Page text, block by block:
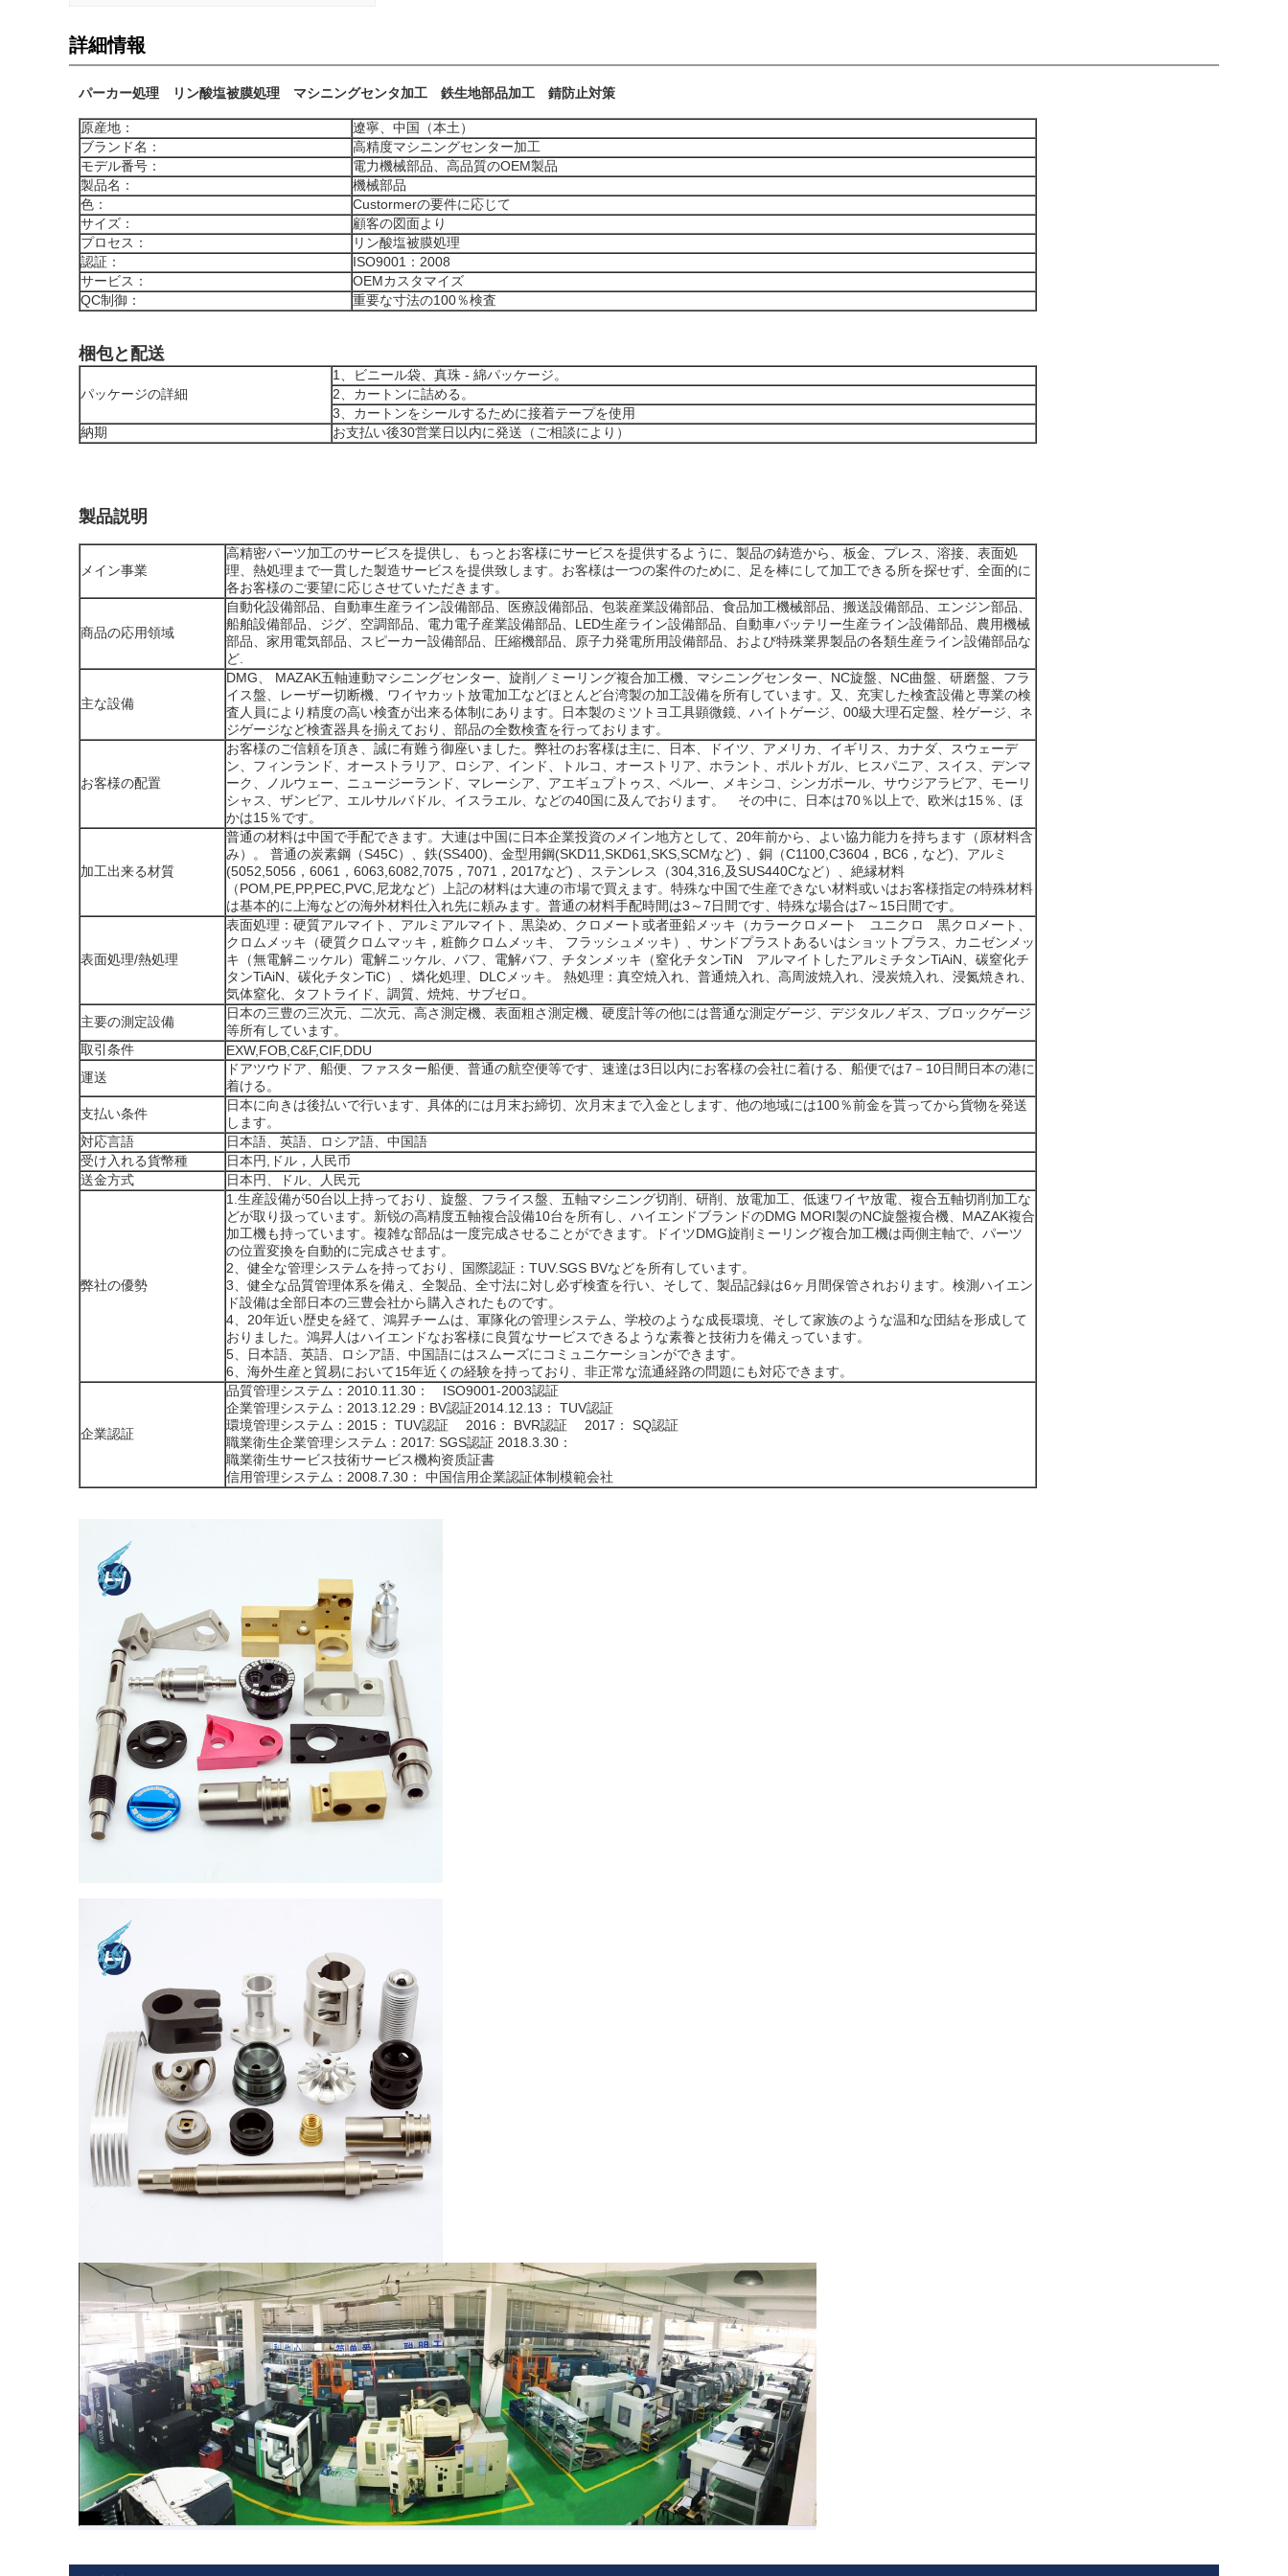
詳細情報
パーカー処理 リン酸塩被膜処理 マシニングセンタ加工 鉄生地部品加工 錆防止対策
原産地：
遼寧、中国（本土）
ブランド名：
高精度マシニングセンター加工
モデル番号：
電力機械部品、高品質のOEM製品
製品名：
機械部品
色：
Custormerの要件に応じて
サイズ：
顧客の図面より
プロセス：
リン酸塩被膜処理
認証：
ISO9001：2008
サービス：
OEMカスタマイズ
QC制御：
重要な寸法の100％検査
梱包と配送
パッケージの詳細
1、ビニール袋、真珠 - 綿パッケージ。
2、カートンに詰める。
3、カートンをシールするために接着テープを使用
納期
お支払い後30営業日以内に発送（ご相談により）
製品説明
メイン事業
高精密パーツ加工のサービスを提供し、もっとお客様にサービスを提供するように、製品の鋳造から、板金、プレス、溶接、表面処
理、熱処理まで一貫した製造サービスを提供致します。お客様は一つの案件のために、足を棒にして加工できる所を探せず、全面的に
各お客様のご要望に応じさせていただきます。
商品の応用領域
自動化設備部品、自動車生産ライン設備部品、医療設備部品、包装産業設備部品、食品加工機械部品、搬送設備部品、エンジン部品、
船舶設備部品、ジグ、空調部品、電力電子産業設備部品、LED生産ライン設備部品、自動車バッテリー生産ライン設備部品、農用機械
部品、家用電気部品、スピーカー設備部品、圧縮機部品、原子力発電所用設備部品、および特殊業界製品の各類生産ライン設備部品な
ど.
主な設備
DMG、 MAZAK五軸連動マシニングセンター、旋削／ミーリング複合加工機、マシニングセンター、NC旋盤、NC曲盤、研磨盤、フラ
イス盤、レーザー切断機、ワイヤカット放電加工などほとんど台湾製の加工設備を所有しています。又、充実した検査設備と専業の検
査人員により精度の高い検査が出来る体制にあります。日本製のミツトヨ工具顕微鏡、ハイトゲージ、00級大理石定盤、栓ゲージ、ネ
ジゲージなど検査器具を揃えており、部品の全数検査を行っております。
お客様の配置
お客様のご信頼を頂き、誠に有難う御座いました。弊社のお客様は主に、日本、ドイツ、アメリカ、イギリス、カナダ、スウェーデ
ン、フィンランド、オーストラリア、ロシア、インド、トルコ、オーストリア、ホラント、ポルトガル、ヒスパニア、スイス、デンマ
ーク、ノルウェー、ニュージーランド、マレーシア、アエギュプトゥス、ペルー、メキシコ、シンガポール、サウジアラビア、モーリ
シャス、ザンビア、エルサルバドル、イスラエル、などの40国に及んでおります。 その中に、日本は70％以上で、欧米は15％、ほ
かは15％です。
加工出来る材質
普通の材料は中国で手配できます。大連は中国に日本企業投資のメイン地方として、20年前から、よい協力能力を持ちます（原材料含
み）。 普通の炭素鋼（S45C）、鉄(SS400)、金型用鋼(SKD11,SKD61,SKS,SCMなど) 、銅（C1100,C3604，BC6，など)、アルミ
(5052,5056，6061，6063,6082,7075，7071，2017など) 、ステンレス（304,316,及SUS440Cなど）、絶縁材料
（POM,PE,PP,PEC,PVC,尼龙など）上記の材料は大連の市場で買えます。特殊な中国で生産できない材料或いはお客様指定の特殊材料
は基本的に上海などの海外材料仕入れ先に頼みます。普通の材料手配時間は3～7日間です、特殊な場合は7～15日間です。
表面処理/熱処理
表面処理：硬質アルマイト、アルミアルマイト、黒染め、クロメート或者亜鉛メッキ（カラークロメート ユニクロ 黒クロメート、
クロムメッキ（硬質クロムマッキ，粧飾クロムメッキ、 フラッシュメッキ）、サンドプラストあるいはショットプラス、カニゼンメッ
キ（無電解ニッケル）電解ニッケル、バフ、電解バフ、チタンメッキ（窒化チタンTiN アルマイトしたアルミチタンTiAiN、碳窒化チ
タンTiAiN、碳化チタンTiC）、燐化処理、DLCメッキ。 熱処理：真空焼入れ、普通焼入れ、高周波焼入れ、浸炭焼入れ、浸氮焼きれ、
気体窒化、タフトライド、調質、焼炖、サブゼロ。
主要の測定設備
日本の三豊の三次元、二次元、高さ測定機、表面粗さ測定機、硬度計等の他には普通な測定ゲージ、デジタルノギス、ブロックゲージ
等所有しています。
取引条件
EXW,FOB,C&F,CIF,DDU
運送
ドアツウドア、船便、ファスター船便、普通の航空便等です、速達は3日以内にお客様の会社に着ける、船便では7－10日間日本の港に
着ける。
支払い条件
日本に向きは後払いで行います、具体的には月末お締切、次月末まで入金とします、他の地域には100％前金を貰ってから貨物を発送
します。
対応言語
日本語、英語、ロシア語、中国語
受け入れる貨幣種
日本円,ドル，人民币
送金方式
日本円、ドル、人民元
弊社の優勢
1.生産設備が50台以上持っており、旋盤、フライス盤、五軸マシニング切削、研削、放電加工、低速ワイヤ放電、複合五軸切削加工な
どが取り扱っています。新锐の高精度五軸複合設備10台を所有し、ハイエンドブランドのDMG MORI製のNC旋盤複合機、MAZAK複合
加工機も持っています。複雑な部品は一度完成させることができます。ドイツDMG旋削ミーリング複合加工機は両側主軸で、パーツ
の位置変換を自動的に完成させます。
2、健全な管理システムを持っており、国際認証：TUV.SGS BVなどを所有しています。
3、健全な品質管理体系を備え、全製品、全寸法に対し必ず検査を行い、そして、製品記録は6ヶ月間保管されおります。検測ハイエン
ド設備は全部日本の三豊会社から購入されたものです。
4、20年近い歴史を経て、鴻昇チームは、軍隊化の管理システム、学校のような成長環境、そして家族のような温和な団結を形成して
おりました。鴻昇人はハイエンドなお客様に良質なサービスできるような素養と技術力を備えっています。
5、日本語、英語、ロシア語、中国語にはスムーズにコミュニケーションができます。
6、海外生産と貿易において15年近くの経験を持っており、非正常な流通経路の問題にも対応できます。
企業認証
品質管理システム：2010.11.30： ISO9001-2003認証
企業管理システム：2013.12.29：BV認証2014.12.13： TUV認証
環境管理システム：2015： TUV認証 2016： BVR認証 2017： SQ認証
職業衛生企業管理システム：2017: SGS認証 2018.3.30：
職業衛生サービス技術サービス機构资质証書
信用管理システム：2008.7.30： 中国信用企業認証体制模範会社